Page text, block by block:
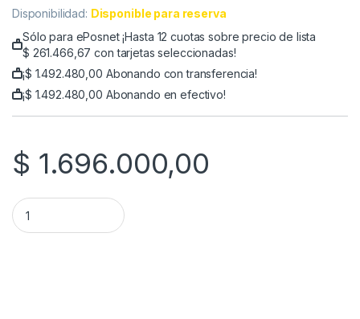
Disponibilidad: Disponible para reserva
Sólo para ePosnet ¡Hasta 12 cuotas sobre precio de lista
$ 261.466,67 con tarjetas seleccionadas!
¡$ 1.492.480,00 Abonando con transferencia!
¡$ 1.492.480,00 Abonando en efectivo!
$ 1.696.000,00
SILLON ORION CHAISE LONG ESTRUCTURA DE MADERA